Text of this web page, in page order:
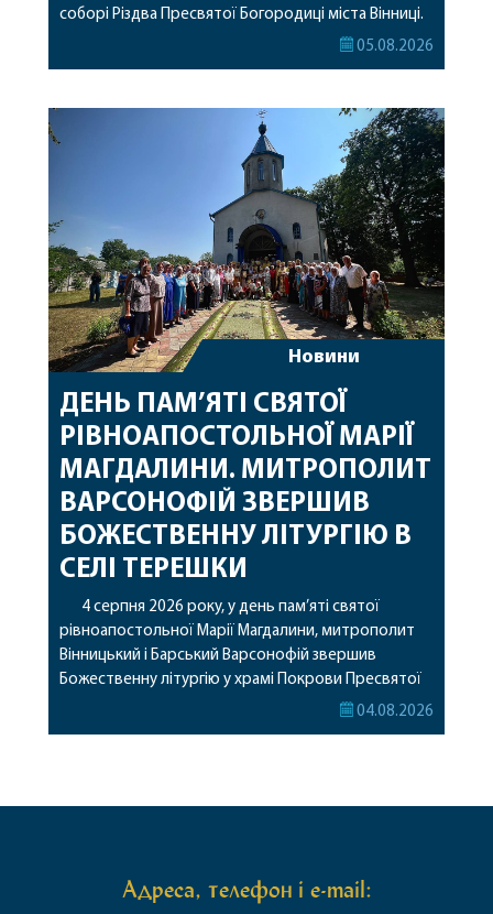
соборі Різдва Пресвятої Богородиці міста Вінниці.
Його Високопреосвященству співслужили
священному сані. Під час богослужіння підносилися
особливі молитви за мир в Україні, за воїнів, які
05.08.2026
Новини
ДЕНЬ ПАМ’ЯТІ СВЯТОЇ
РІВНОАПОСТОЛЬНОЇ МАРІЇ
МАГДАЛИНИ. МИТРОПОЛИТ
ВАРСОНОФІЙ ЗВЕРШИВ
БОЖЕСТВЕННУ ЛІТУРГІЮ В
СЕЛІ ТЕРЕШКИ
4 серпня 2026 року, у день пам’яті святої
рівноапостольної Марії Магдалини, митрополит
Вінницький і Барський Варсонофій звершив
Божественну літургію у храмі Покрови Пресвятої
Богородиці села Терешки Барського благочиння.
04.08.2026
Адреса, телефон і e-mail: